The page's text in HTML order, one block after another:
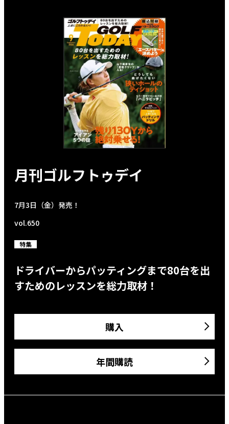
月刊ゴルフトゥデイ
7月3日（金）発売！
vol.650
特集
ドライバーからパッティングまで80台を出
すためのレッスンを総力取材！
購入
年間購読